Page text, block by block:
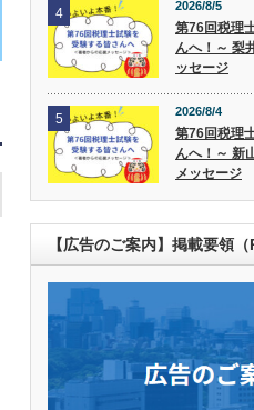
4 2026/8/5
第76回税理
んへ！～ 梨
ッセージ
5 2026/8/4
第76回税理
んへ！～ 新
メッセージ
【広告のご案内】掲載要領（